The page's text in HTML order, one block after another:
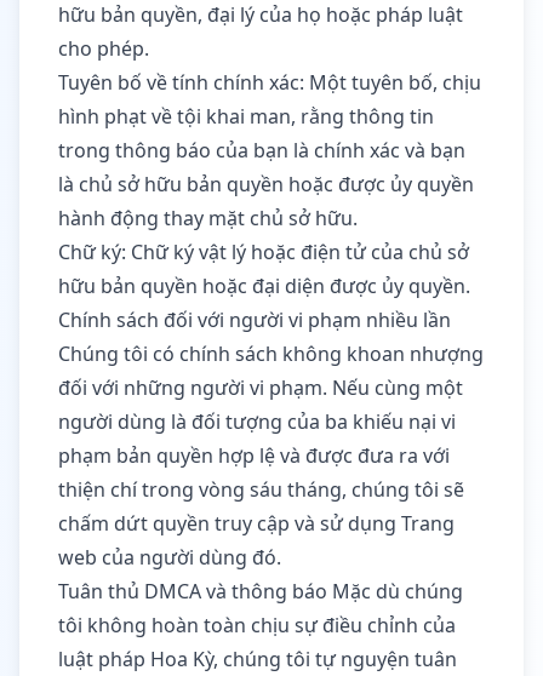
hữu bản quyền, đại lý của họ hoặc pháp luật
cho phép.
Tuyên bố về tính chính xác: Một tuyên bố, chịu
hình phạt về tội khai man, rằng thông tin
trong thông báo của bạn là chính xác và bạn
là chủ sở hữu bản quyền hoặc được ủy quyền
hành động thay mặt chủ sở hữu.
Chữ ký: Chữ ký vật lý hoặc điện tử của chủ sở
hữu bản quyền hoặc đại diện được ủy quyền.
Chính sách đối với người vi phạm nhiều lần
Chúng tôi có chính sách không khoan nhượng
đối với những người vi phạm. Nếu cùng một
người dùng là đối tượng của ba khiếu nại vi
phạm bản quyền hợp lệ và được đưa ra với
thiện chí trong vòng sáu tháng, chúng tôi sẽ
chấm dứt quyền truy cập và sử dụng Trang
web của người dùng đó.
Tuân thủ DMCA và thông báo Mặc dù chúng
tôi không hoàn toàn chịu sự điều chỉnh của
luật pháp Hoa Kỳ, chúng tôi tự nguyện tuân